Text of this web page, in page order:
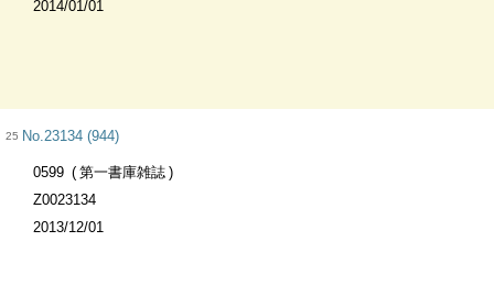
2014/01/01
25 No.23134 (944)
0599
第一書庫雑誌
Z0023134
2013/12/01